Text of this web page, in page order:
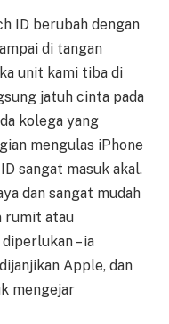
ID berubah dengan
di tangan
unit kami tiba di
jatuh cinta pada
kolega yang
mengulas iPhone
sangat masuk akal.
dan sangat mudah
rumit atau
– ia
Apple, dan
mengejar